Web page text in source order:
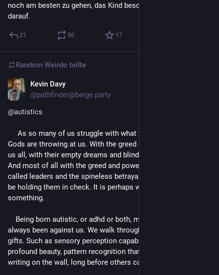
noch am besten zu gehen, das Kind beschränkt sich aber nicht
darauf.
21 50 17
Random Weirdo teilte
Kevin Davy
@pathfinder@beige.party
@autistics
Gods are throwing at us. With the greed of a few threatening
us all, with their empty dreams and blind visions of the future.
And most of all with the greed and power-hunger of our so-
called leaders and the spineless betrayal of those who should
be holding them in check. It is perhaps worth remembering
something.
always been against us. We walk through it with incredible
gifts. Such as sensory perception capable of seeing truly
profound beauty, pattern recognition that lets us see the
writing on the wall, long before others can even see the wall,